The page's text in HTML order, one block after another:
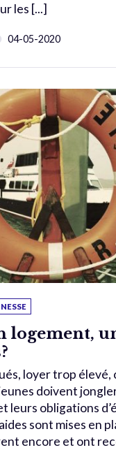
les [...]
04-05-2020
logement,
loyer trop élevé,
doivent
leurs obligations
sont mises en
encore et ont